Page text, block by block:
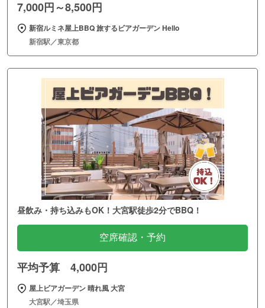
7,000円～8,500円
新宿ルミネ屋上BBQ 旅するビアガーデン Hello
新宿駅／東京都
昼飲み・持ち込みもOK！大宮駅徒歩2分でBBQ！
空席確認・予約
平均予算 4,000円
屋上ビアガーデン 晴れ風 大宮
大宮駅／埼玉県